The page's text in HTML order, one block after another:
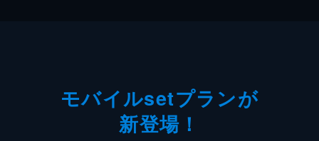
モバイルsetプランが
新登場！